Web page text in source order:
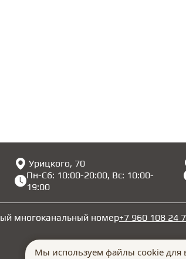
Урицкого, 70
Пн-Сб: 10:00-20:00, Вс: 10:00-
19:00
многоканальный номер+7 960 108 24
Мы используем файлы cookie для